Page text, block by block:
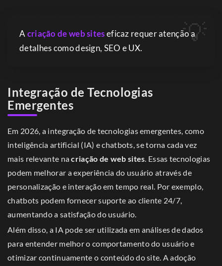
A criação de web siteseficaz requer atenção a
detalhes como design, SEO e UX.
Integração de Tecnologias
Emergentes
Em 2026, a integração de tecnologias emergentes, como
inteligência artificial (IA) e chatbots, se torna cada vez
mais relevante nacriação de web sites. Essas tecnologias
podem melhorar a experiência do usuário através de
personalização e interação em tempo real. Por exemplo,
chatbots podem fornecer suporte ao cliente 24/7,
aumentando a satisfação do usuário.
Além disso, a IA pode ser utilizada em análises de dados
para entender melhor o comportamento do usuário e
otimizar continuamente o conteúdo do site. A adoção